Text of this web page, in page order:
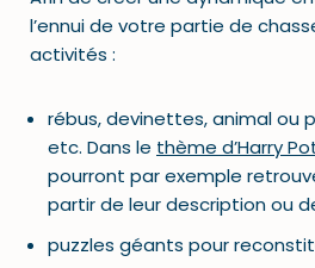
l’ennui de votre partie de
activités :
rébus, devinettes, animal ou
etc. Dans le thème d’Harry
pourront par exemple
partir de leur description ou
puzzles géants pour